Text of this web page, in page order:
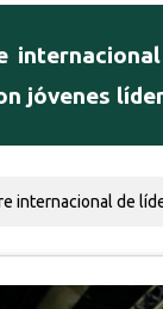
jóvenes
internacional de